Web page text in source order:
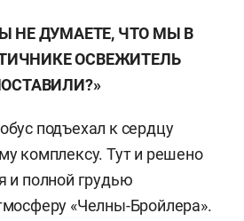
НЕ ДУМАЕТЕ, ЧТО МЫ В
ОСВЕЖИТЕЛЬ
подъехал к сердцу
комплексу. Тут и решено
и полной грудью
«Челны-Бройлера».